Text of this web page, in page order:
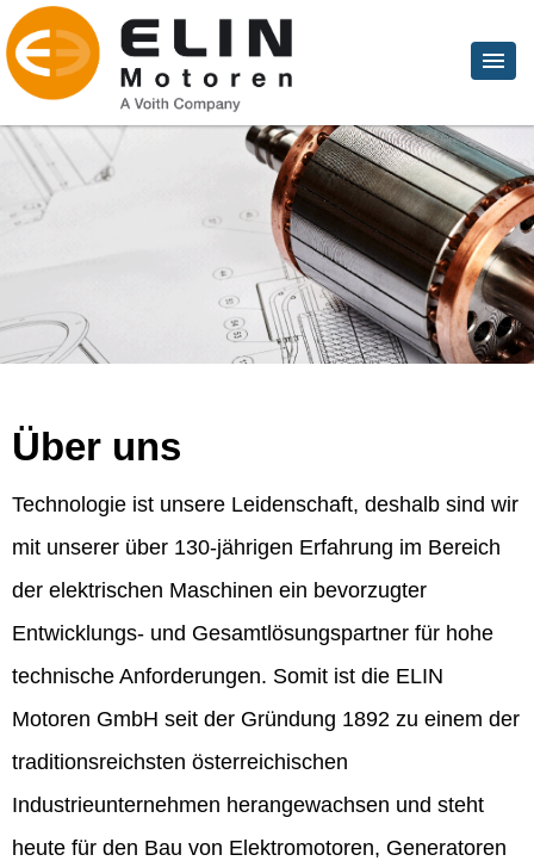
Über uns
Technologie ist unsere Leidenschaft, deshalb sind wir
mit unserer über 130-jährigen Erfahrung im Bereich
der elektrischen Maschinen ein bevorzugter
Entwicklungs- und Gesamtlösungspartner für hohe
technische Anforderungen. Somit ist die ELIN
Motoren GmbH seit der Gründung 1892 zu einem der
traditionsreichsten österreichischen
Industrieunternehmen herangewachsen und steht
heute für den Bau von Elektromotoren, Generatoren